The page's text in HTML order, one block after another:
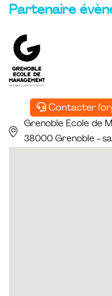
Partenaire
Contacter
Grenoble Ecole de
38000 Grenoble -